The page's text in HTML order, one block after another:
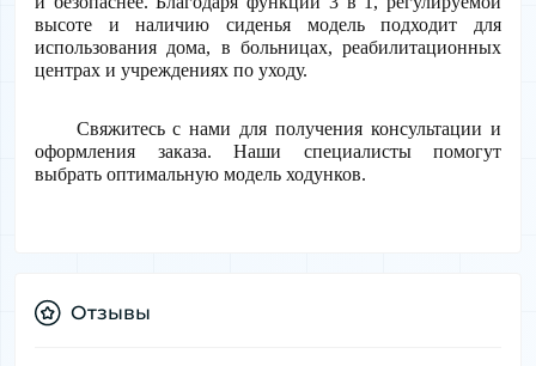
высоте и наличию сиденья модель подходит для
использования дома, в больницах, реабилитационных
центрах и учреждениях по уходу.
оформления заказа. Наши специалисты помогут
выбрать оптимальную модель ходунков.
Отзывы